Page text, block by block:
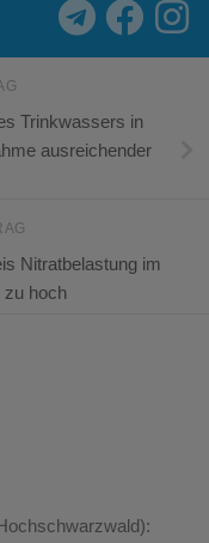
Trinkwassers in
ausreichender
Nitratbelastung im
zu hoch